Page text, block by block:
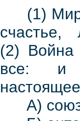
(1) Мир
счастье,
(2) Война
все: и
А)